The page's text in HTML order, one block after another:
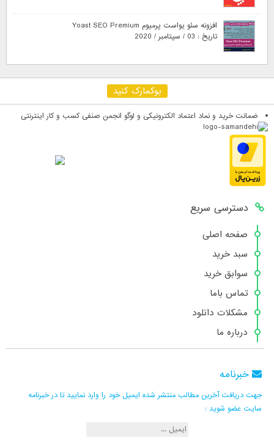
افزونه سئو یواست پرمیوم Yoast SEO Premium
تاریخ : 03 / سپتامبر / 2020
بوکمارک کنید
ضمانت خرید و نماد اعتماد الکترونیکی و لوگو انجمن صنفی کسب و کار اینترنتی
دسترسی سریع
صفحه اصلی
سبد خرید
سوابق خرید
تماس باما
مشکلات دانلود
درباره ما
خبرنامه
جهت دریافت آخرین مطالب منتشر شده ایمیل خود را وارد نمایید تا در خبرنامه
سایت عضو شوید :